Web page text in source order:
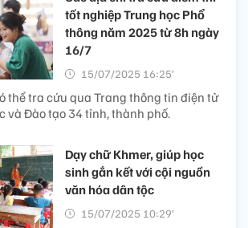
tốt nghiệp Trung học Phổ
thông năm 2025 từ 8h ngày
16/7
15/07/2025 16:25’
thể tra cứu qua Trang thông tin điện tử
và Đào tạo 34 tỉnh, thành phố.
Dạy chữ Khmer, giúp học
sinh gắn kết với cội nguồn
văn hóa dân tộc
15/07/2025 10:29’